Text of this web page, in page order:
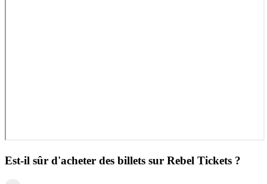
Est-il sûr d'acheter des billets sur Rebel Tickets ?